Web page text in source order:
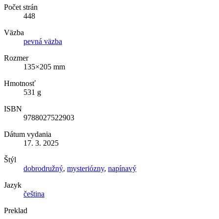
Počet strán
448
Väzba
pevná väzba
Rozmer
135×205 mm
Hmotnosť
531 g
ISBN
9788027522903
Dátum vydania
17. 3. 2025
Štýl
dobrodružný, mysteriózny, napínavý
Jazyk
čeština
Preklad